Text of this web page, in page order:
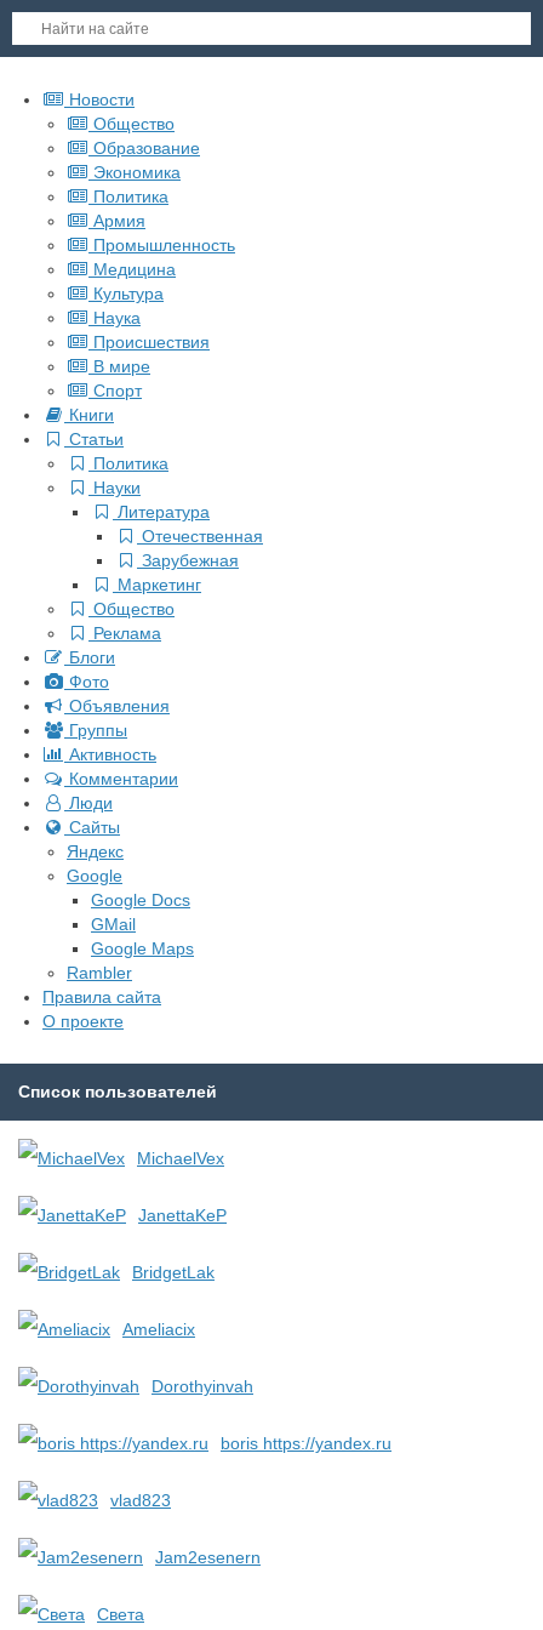
Новости
Общество
Образование
Экономика
Политика
Армия
Промышленность
Медицина
Культура
Наука
Происшествия
В мире
Спорт
Книги
Статьи
Политика
Науки
Литература
Отечественная
Зарубежная
Маркетинг
Общество
Реклама
Блоги
Фото
Объявления
Группы
Активность
Комментарии
Люди
Сайты
Яндекс
Google
Google Docs
GMail
Google Maps
Rambler
Правила сайта
О проекте
Список пользователей
MichaelVex
JanettaKeP
BridgetLak
Ameliacix
Dorothyinvah
boris https://yandex.ru
vlad823
Jam2esenern
Света